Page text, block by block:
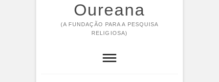
Oureana
(A FUNDAÇÃO PARA A PESQUISA
RELIGIOSA)